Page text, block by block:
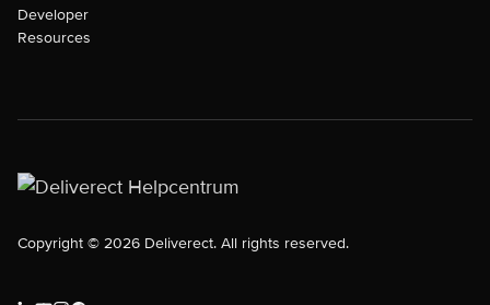
Developer
Resources
Copyright © 2026 Deliverect. All rights reserved.